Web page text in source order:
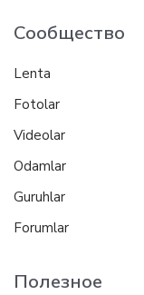
Сообщество
Lenta
Fotolar
Videolar
Odamlar
Guruhlar
Forumlar
Полезное